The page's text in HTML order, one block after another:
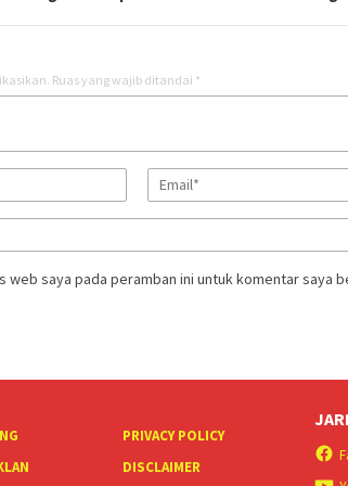
Ruas yang wajib ditandai *
web saya pada peramban ini untuk komentar saya
PRIVACY POLICY
DISCLAIMER